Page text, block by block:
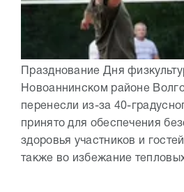
Празднование Дня
Новоаннинском районе
перенесли из-за 40-
принято для обеспечения
здоровья участников и
также во избежание